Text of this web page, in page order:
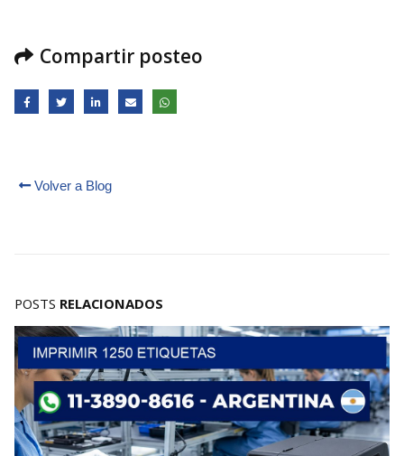
Compartir posteo
Volver a Blog
POSTS RELACIONADOS